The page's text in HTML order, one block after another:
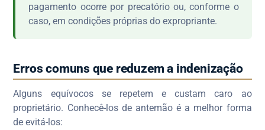
pagamento ocorre por precatório ou, conforme o
caso, em condições próprias do expropriante.
Erros comuns que reduzem a indenização
Alguns equívocos se repetem e custam caro ao
proprietário. Conhecê-los de antemão é a melhor forma
de evitá-los: